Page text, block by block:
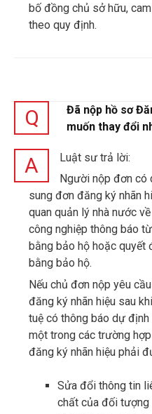
bố đồng chủ sở hữu,
theo quy định.
Q
Đã nộp hồ sơ
muốn thay đổi
A
Luật sư trả lời:
Người nộp đơn có
sung đơn đăng ký nhãn
quan quản lý nhà nước
công nghiệp thông báo
bằng bảo hộ hoặc quyết
bằng bảo hộ.
Nếu chủ đơn nộp yêu
đăng ký nhãn hiệu sau
tuệ có thông báo dự định
một trong các trường
đăng ký nhãn hiệu phải
Sửa đổi thông tin
chất của đối tượng